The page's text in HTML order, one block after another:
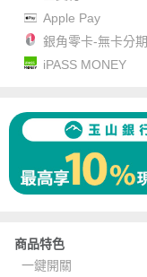
Apple Pay
銀角零卡-無卡分期
iPASS MONEY
商品特色
一鍵開關